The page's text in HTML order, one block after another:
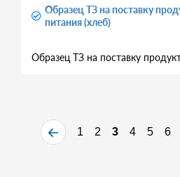
Образец ТЗ на поставку
питания (хлеб)
Образец ТЗ на поставку
1 2 3 4 5 6